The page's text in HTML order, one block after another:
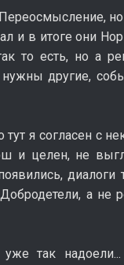
и в итоге они
то есть, но а
нужны другие,
я согласен с
и целен, не
диалоги
а не
так